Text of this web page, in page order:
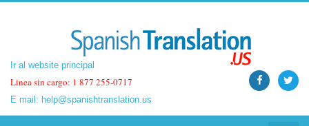
Ir al website principal
Linea sin cargo: 1 877 255-0717
E mail: help@spanishtranslation.us
Ir al website principal
Linea sin cargo: 1 877 255-0717
E mail: help@spanishtranslation.us
Spanish Translation Blog